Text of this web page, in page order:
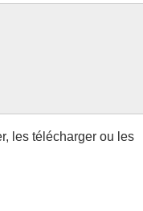
les télécharger ou les